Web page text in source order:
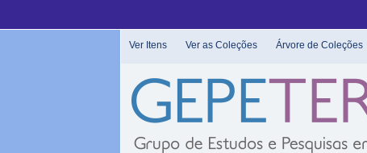
Ver Itens Ver as Coleções Árvore de Coleções